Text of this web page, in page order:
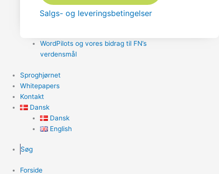
Salgs- og leveringsbetingelser
WordPilots og vores bidrag til FN’s
verdensmål
Sproghjørnet
Whitepapers
Kontakt
Dansk
Dansk
English
Søg
Forside